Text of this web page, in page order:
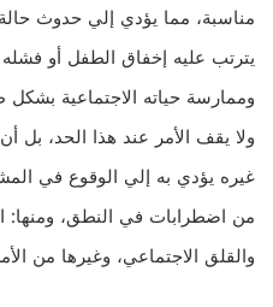
مناسبة، مما يؤدي إلي حدوث حالة
يترتب عليه إخفاق الطفل أو
وممارسة حياته الاجتماعية
ولا يقف الأمر عند هذا الحد،
غيره يؤدي به إلي الوقوع في
من اضطرابات في النطق، ومنها:
والقلق الاجتماعي، وغيرها من